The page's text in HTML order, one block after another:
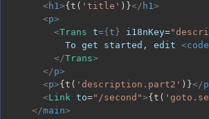
< h1>{ t ( 'title' ) }</ h1>
<p>
<Trans t={ t } i18nKey="
          To get started, edit
<code
</Trans>
</p>
<p>{ t ( 'description.part2' ) }</p
<Link to=" /second ">{ t (
</main>